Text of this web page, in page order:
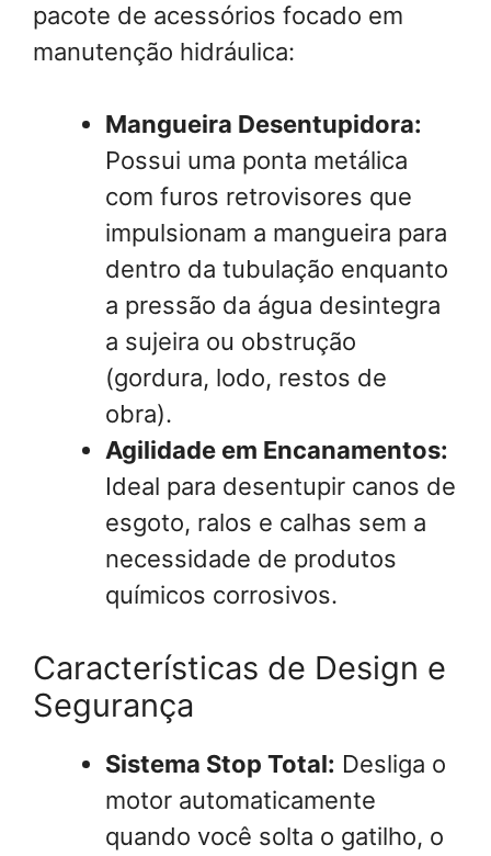
pacote de acessórios focado em
manutenção hidráulica:
Mangueira Desentupidora:
Possui uma ponta metálica
com furos retrovisores que
impulsionam a mangueira para
dentro da tubulação enquanto
a pressão da água desintegra
a sujeira ou obstrução
(gordura, lodo, restos de
obra).
Agilidade em Encanamentos:
Ideal para desentupir canos de
esgoto, ralos e calhas sem a
necessidade de produtos
químicos corrosivos.
Características de Design e
Segurança
Sistema Stop Total: Desliga o
motor automaticamente
quando você solta o gatilho, o